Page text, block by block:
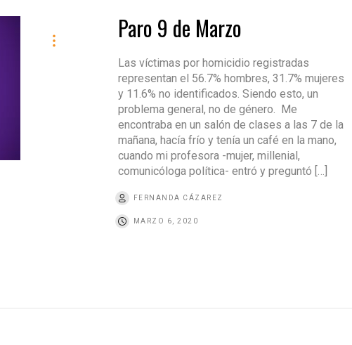
Paro 9 de Marzo
Las víctimas por homicidio registradas
representan el 56.7% hombres, 31.7% mujeres
y 11.6% no identificados. Siendo esto, un
problema general, no de género. Me
encontraba en un salón de clases a las 7 de la
mañana, hacía frío y tenía un café en la mano,
cuando mi profesora -mujer, millenial,
comunicóloga política- entró y preguntó […]
FERNANDA CÁZAREZ
MARZO 6, 2020